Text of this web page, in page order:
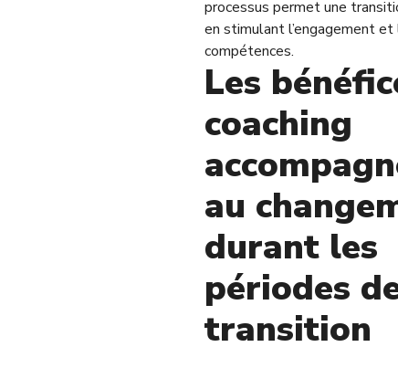
processus permet une
en stimulant l’engagement
compétences.
Les
coaching
au
durant les
périodes
transition